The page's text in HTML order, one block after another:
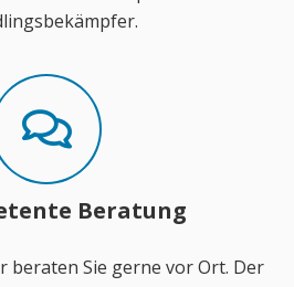
Beratung
beraten Sie gerne vor Ort. Der